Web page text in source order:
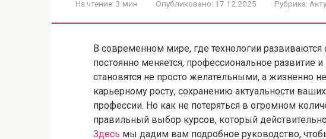
На чтение: 3 мин Опубликовано: 17.12.2025 Рубрика:
В современном мире, где технологии развиваются
постоянно меняется, профессиональное
становятся не просто желательными, а жизненно
карьерному росту, сохранению актуальности
профессии. Но как не потеряться в огромном
правильный выбор курсов, который
Здесь мы дадим вам подробное руководство,